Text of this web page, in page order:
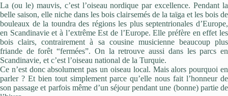
La (ou le) mauvis, c’est l’oiseau nordique par excellence. Pendant la
belle saison, elle niche dans les bois clairsemés de la taïga et les bois de
bouleaux de la toundra des régions les plus septentrionales d’Europe,
en Scandinavie et à l’extrême Est de l’Europe. Elle préfère en effet les
bois clairs, contrairement à sa cousine musicienne beaucoup plus
friande de forêt “fermées”. On la retrouve aussi dans les parcs en
Scandinavie, et c’est l’oiseau national de la Turquie.
Ce n’est donc absolument pas un oiseau local. Mais alors pourquoi en
parler ? Et bien tout simplement parce qu’elle nous fait l’honneur de
son passage et parfois même d’un séjour pendant une (bonne) partie de